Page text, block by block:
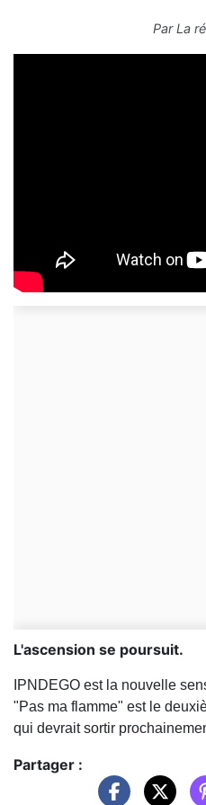
ParLa
L'ascension se poursuit.
IPNDEGO est la nouvelle
"Pas ma flamme" est le
qui devrait sortir
Partager :